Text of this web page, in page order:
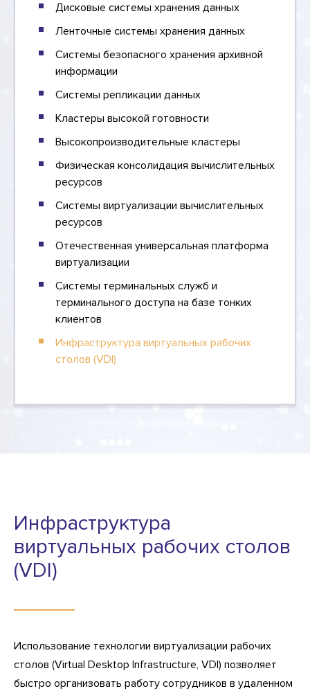
Дисковые системы хранения данных
Ленточные системы хранения данных
Системы безопасного хранения архивной
информации
Системы репликации данных
Кластеры высокой готовности
Высокопроизводительные кластеры
Физическая консолидация вычислительных
ресурсов
Системы виртуализации вычислительных
ресурсов
Отечественная универсальная платформа
виртуализации
Системы терминальных служб и
терминального доступа на базе тонких
клиентов
Инфраструктура виртуальных рабочих
столов (VDI)
Инфраструктура
виртуальных рабочих столов
(VDI)
Использование технологии виртуализации рабочих
столов (Virtual Desktop Infrastructure, VDI) позволяет
быстро организовать работу сотрудников в удаленном